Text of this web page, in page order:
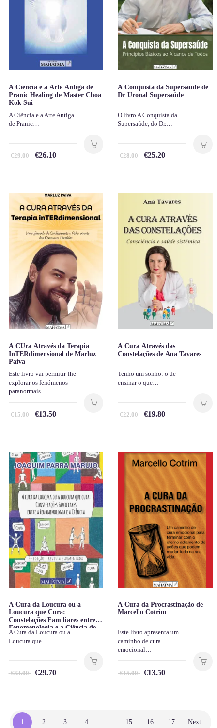
A Ciência e a Arte Antiga de
Pranic Healing de Master Choa
Kok Sui
A Ciência e a Arte Antiga
de Pranic…
€29.00 €26.10
A Conquista da Supersaúde de
Dr Uronal Supersaúde
O livro A Conquista da
Supersaúde, do Dr.…
€28.00 €25.20
A CUra Através da Terapia
InTERdimensional de Marluz
Paiva
Este livro vai permitir-lhe
explorar os fenómenos
paranormais…
€15.00 €13.50
A Cura Através das
Constelações de Ana Tavares
Tenho um sonho: o de
ensinar o que…
€22.00 €19.80
A Cura da Loucura ou a
Loucura que Cura:
Constelações Familiares entre a
Fenomenologia e a Ciência de
Joaquim Parra Marujo
A Cura da Loucura ou a
Loucura que…
€33.00 €29.70
A Cura da Procrastinação de
Marcello Cotrim
Este livro apresenta um
caminho de cura
emocional…
€15.00 €13.50
1 2 3 4 … 15 16 17 Next